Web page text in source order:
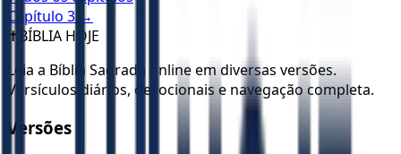
Capítulo 3 →
✝️ BÍBLIA HOJE
Leia a Bíblia Sagrada online em diversas versões.
Versículos diários, devocionais e navegação completa.
Versões